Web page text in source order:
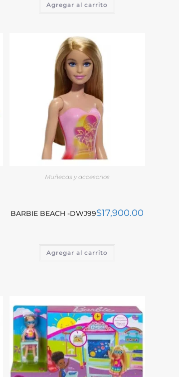
Agregar al carrito
Muñecas y accesorios
BARBIE BEACH -DWJ99$17,900.00
Agregar al carrito